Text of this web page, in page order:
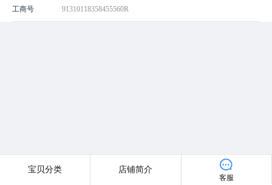
工商号 91310118358455560R
宝贝分类 店铺简介
客服